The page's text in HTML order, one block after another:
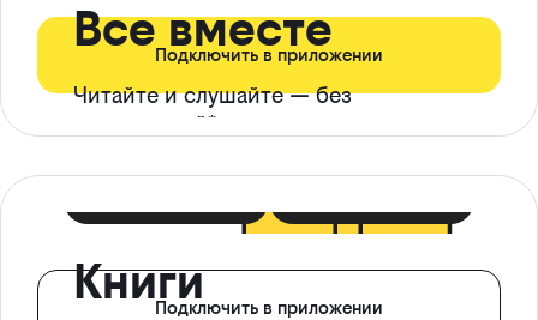
Все вместе
Читайте и слушайте — без
ограничений*
Подключить в приложении
КнигиПодключить в приложении